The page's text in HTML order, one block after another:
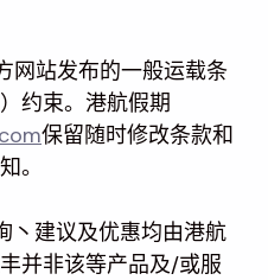
网站发布的一般运载条
约束。港航假期
保留随时修改条款和
。
丶建议及优惠均由港航
并非该等产品及/或服